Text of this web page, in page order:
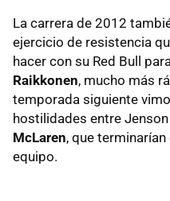
La carrera de 2012
ejercicio de resistencia
hacer con su Red Bull
Raikkonen, mucho más
temporada siguiente
hostilidades entre
McLaren, que
equipo.